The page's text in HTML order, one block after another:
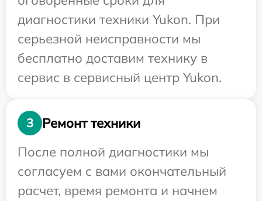
диагностики техники Yukon. При
серьезной неисправности мы
бесплатно доставим технику в
сервис в сервисный центр Yukon.
3
Ремонт техники
После полной диагностики мы
согласуем с вами окончательный
расчет, время ремонта и начнем